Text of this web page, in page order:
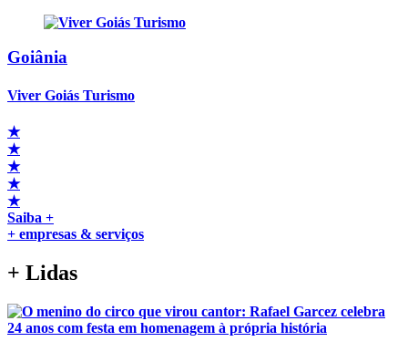
Goiânia
Viver Goiás Turismo
★
★
★
★
★
Saiba +
+ empresas & serviços
+ Lidas